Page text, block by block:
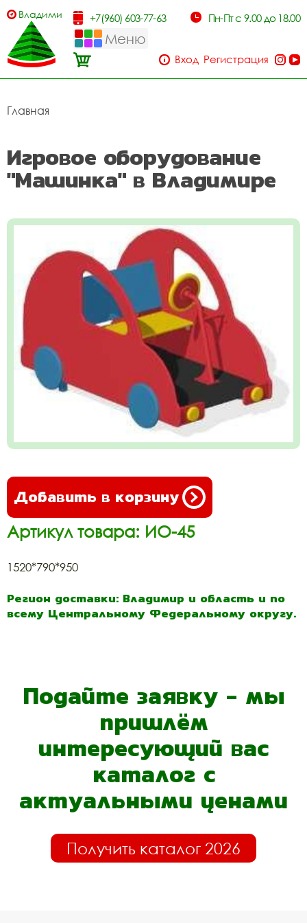
Владимир +7(960) 603-77-63 Пн-Пт с 9.00 до 18.00
Меню
Вход Регистрация
Главная
Игровое оборудование
"Машинка" в Владимире
Добавить в корзину
Артикул товара: ИО-45
1520*790*950
Регион доставки: Владимир и область и по
всему Центральному Федеральному округу.
Подайте заявку - мы
пришлём
интересующий вас
каталог с
актуальными ценами
Получить каталог 2026